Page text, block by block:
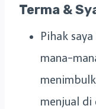
Terma &
Pihak
mana-
menjual di